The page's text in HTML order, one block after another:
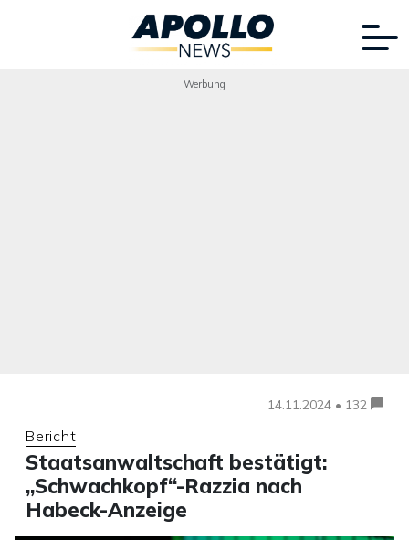
Werbung
14.11.2024 • 132
Bericht
Staatsanwaltschaft bestätigt:
„Schwachkopf“-Razzia nach
Habeck-Anzeige